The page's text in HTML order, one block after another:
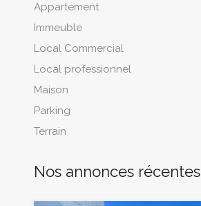
Appartement
Immeuble
Local Commercial
Local professionnel
Maison
Parking
Terrain
Nos annonces récentes